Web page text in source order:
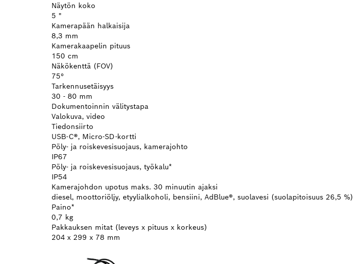
Näytön koko
5 "
Kamerapään halkaisija
8,3 mm
Kamerakaapelin pituus
150 cm
Näkökenttä (FOV)
75°
Tarkennusetäisyys
30 - 80 mm
Dokumentoinnin välitystapa
Valokuva, video
Tiedonsiirto
USB-C®, Micro-SD-kortti
Pöly- ja roiskevesisuojaus, kamerajohto
IP67
Pöly- ja roiskevesisuojaus, työkalu*
IP54
Kamerajohdon upotus maks. 30 minuutin ajaksi
diesel, moottoriöljy, etyylialkoholi, bensiini, AdBlue®, suolavesi (suolapitoisuus 26,5 %)
Paino*
0,7 kg
Pakkauksen mitat (leveys x pituus x korkeus)
204 x 299 x 78 mm